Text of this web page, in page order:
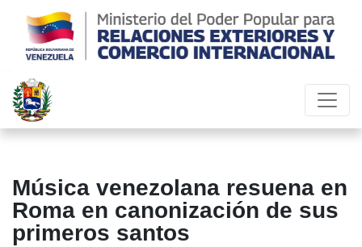
Música venezolana resuena en
Roma en canonización de sus
primeros santos